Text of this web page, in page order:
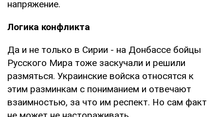
напряжение.
Логика конфликта
Да и не только в Сирии - на Донбассе бойцы
Русского Мира тоже заскучали и решили
размяться. Украинские войска относятся к
этим разминкам с пониманием и отвечают
взаимностью, за что им респект. Но сам факт